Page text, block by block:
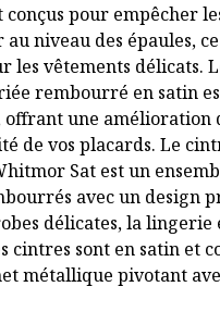
conçus pour empêcher
au niveau des épaules,
les vêtements délicats.
rembourré en satin
une amélioration
de vos placards. Le
Sat est un
avec un design
délicates, la lingerie
cintres sont en satin et
métallique pivotant